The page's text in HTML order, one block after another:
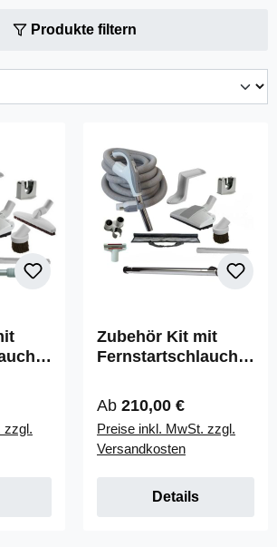
Produkte filtern
zzgl.
Zubehör Kit mit
Fernstartschlauch
Regulärer Preis:
Ab 210,00 €
Preise inkl. MwSt. zzgl.
Versandkosten
Details